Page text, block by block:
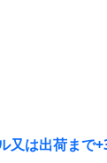
又は出荷まで